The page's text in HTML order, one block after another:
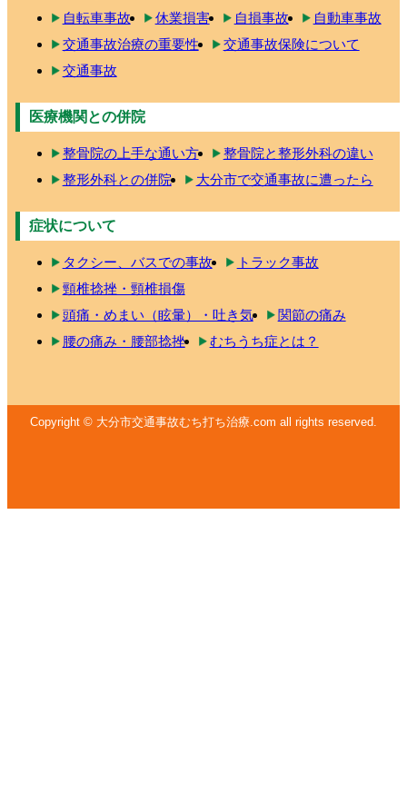
自転車事故
休業損害 自損事故
自動車事故
交通事故治療の重要性
交通事故保険について
交通事故
医療機関との併院
整骨院の上手な通い方
整骨院と整形外科の違い
整形外科との併院
大分市で交通事故に遭ったら
症状について
タクシー、バスでの事故
トラック事故
頸椎捻挫・頸椎損傷
頭痛・めまい（眩暈）・吐き気
関節の痛み
腰の痛み・腰部捻挫
むちうち症とは？
Copyright © 大分市交通事故むち打ち治療.com all rights reserved.